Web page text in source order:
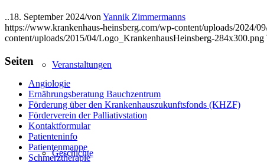
Veranstaltungen
Geschichte
..18. September 2024/von Yannik Zimmermanns
https://www.krankenhaus-heinsberg.com/wp-content/uploads/2024/
content/uploads/2015/04/Logo_KrankenhausHeinsberg-284x300.png
Seiten
Angiologie
Ernährungsberatung Bauchzentrum
Förderung über den Krankenhauszukunftsfonds (KHZF)
Förderverein der Palliativstation
Kontaktformular
Patienteninfo
Patientenmappe
Schmerztherapie